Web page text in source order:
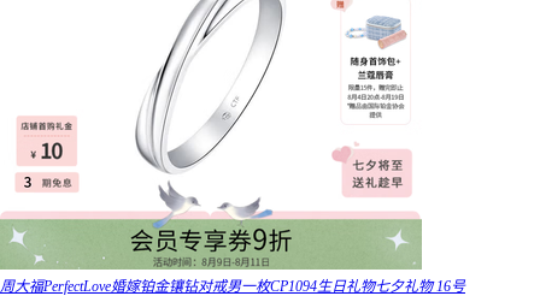
周大福PerfectLove婚嫁铂金镶钻对戒男一枚CP1094生日礼物七夕礼物 16号